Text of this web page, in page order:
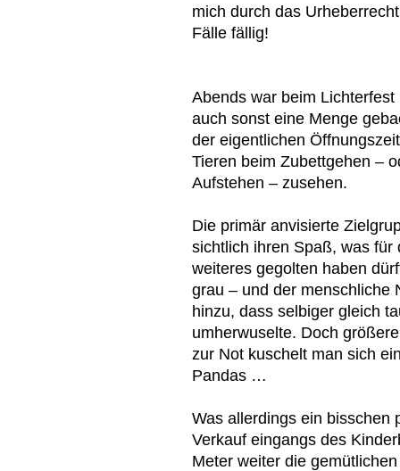
mich durch das
Fälle fällig!
Abends war beim
auch sonst eine Menge
der eigentlichen
Tieren beim Zubettgehen –
Aufstehen – zusehen.
Die primär anvisierte
sichtlich ihren Spaß, was
weiteres gegolten haben
grau – und der menschliche
hinzu, dass selbiger gleich
umherwuselte. Doch
zur Not kuschelt man sich
Pandas …
Was allerdings ein bisschen
Verkauf eingangs des
Meter weiter die